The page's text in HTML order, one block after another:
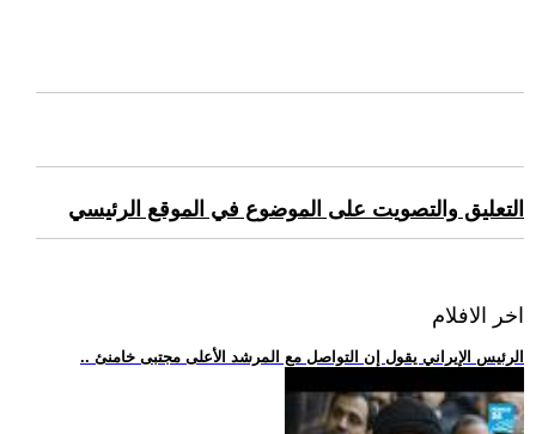
التعليق والتصويت على الموضوع في الموقع الرئيسي
اخر الافلام
.. الرئيس الإيراني يقول إن التواصل مع المرشد الأعلى مجتبى خامنئ